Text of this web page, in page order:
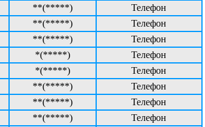
**(*****)
Телефон
**(*****)
Телефон
**(*****)
Телефон
*(*****)
Телефон
*(*****)
Телефон
**(*****)
Телефон
**(*****)
Телефон
**(*****)
Телефон